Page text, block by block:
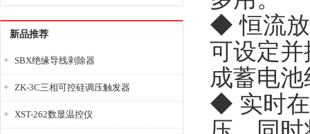
新品推荐
SBX绝缘导线剥除器
ZK-3C三相可控硅调压触发器
XST-262数显温控仪
◆ 恒流放
可设定
成蓄电
◆ 实时在